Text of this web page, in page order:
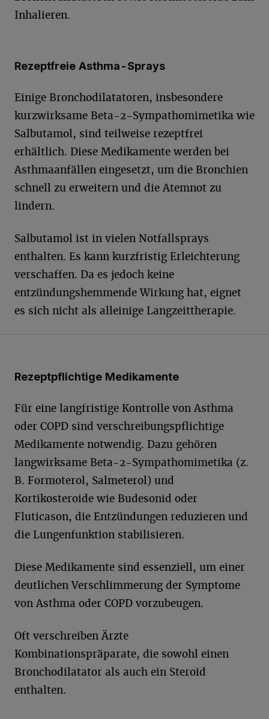
Inhalieren.
Rezeptfreie Asthma-Sprays
Einige Bronchodilatatoren, insbesondere
kurzwirksame Beta-2-Sympathomimetika wie
Salbutamol, sind teilweise rezeptfrei
erhältlich. Diese Medikamente werden bei
Asthmaanfällen eingesetzt, um die Bronchien
schnell zu erweitern und die Atemnot zu
lindern.
Salbutamol ist in vielen Notfallsprays
enthalten. Es kann kurzfristig Erleichterung
verschaffen. Da es jedoch keine
entzündungshemmende Wirkung hat, eignet
es sich nicht als alleinige Langzeittherapie.
Rezeptpflichtige Medikamente
Für eine langfristige Kontrolle von Asthma
oder COPD sind verschreibungspflichtige
Medikamente notwendig. Dazu gehören
langwirksame Beta-2-Sympathomimetika (z.
B. Formoterol, Salmeterol) und
Kortikosteroide wie Budesonid oder
Fluticason, die Entzündungen reduzieren und
die Lungenfunktion stabilisieren.
Diese Medikamente sind essenziell, um einer
deutlichen Verschlimmerung der Symptome
von Asthma oder COPD vorzubeugen.
Oft verschreiben Ärzte
Kombinationspräparate, die sowohl einen
Bronchodilatator als auch ein Steroid
enthalten.